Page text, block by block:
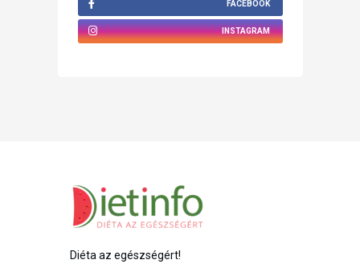
FACEBOOK
INSTAGRAM
Diéta az egészségért!